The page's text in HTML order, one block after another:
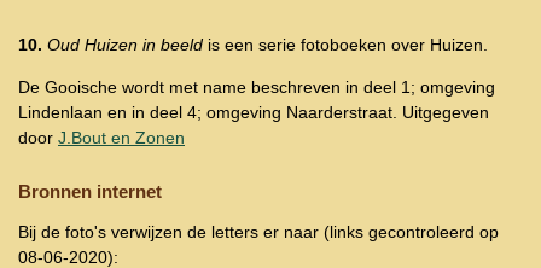
10. Oud Huizen in beeld is een serie fotoboeken over Huizen.
De Gooische wordt met name beschreven in deel 1; omgeving
Lindenlaan en in deel 4; omgeving Naarderstraat. Uitgegeven
door J.Bout en Zonen
Bronnen internet
Bij de foto's verwijzen de letters er naar (links gecontroleerd op
08-06-2020):